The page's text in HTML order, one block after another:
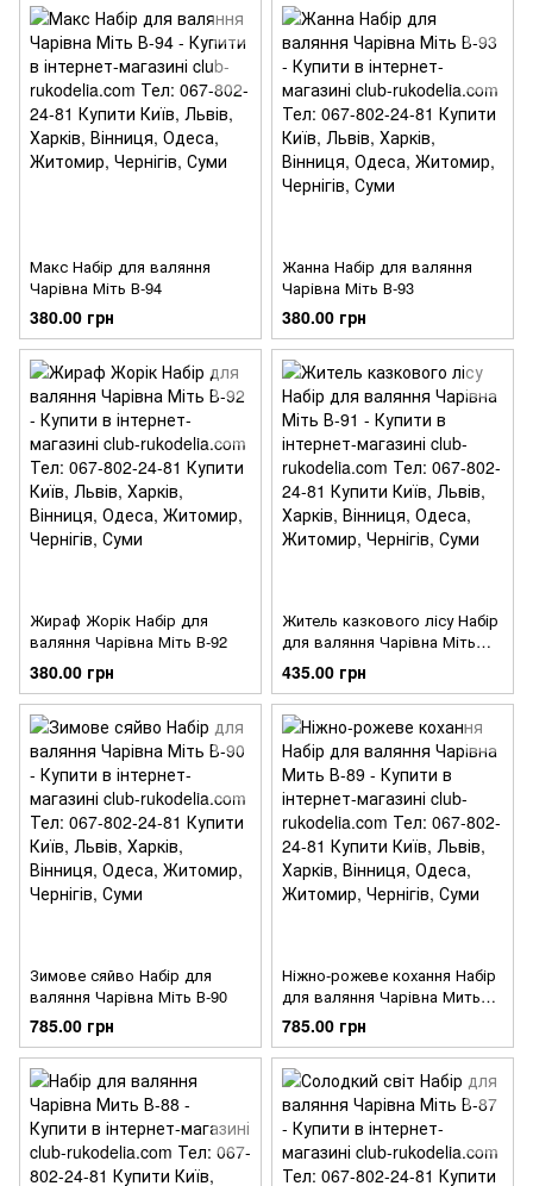
Макс Набір для валяння
Чарівна Міть В-94
380.00 грн
Жанна Набір для валяння
Чарівна Міть В-93
380.00 грн
Жираф Жорік Набір для
валяння Чарівна Міть В-92
380.00 грн
Житель казкового лісу Набір
для валяння Чарівна Міть
В-91
435.00 грн
Зимове сяйво Набір для
валяння Чарівна Міть В-90
785.00 грн
Ніжно-рожеве кохання Набір
для валяння Чарівна Мить
В-89
785.00 грн